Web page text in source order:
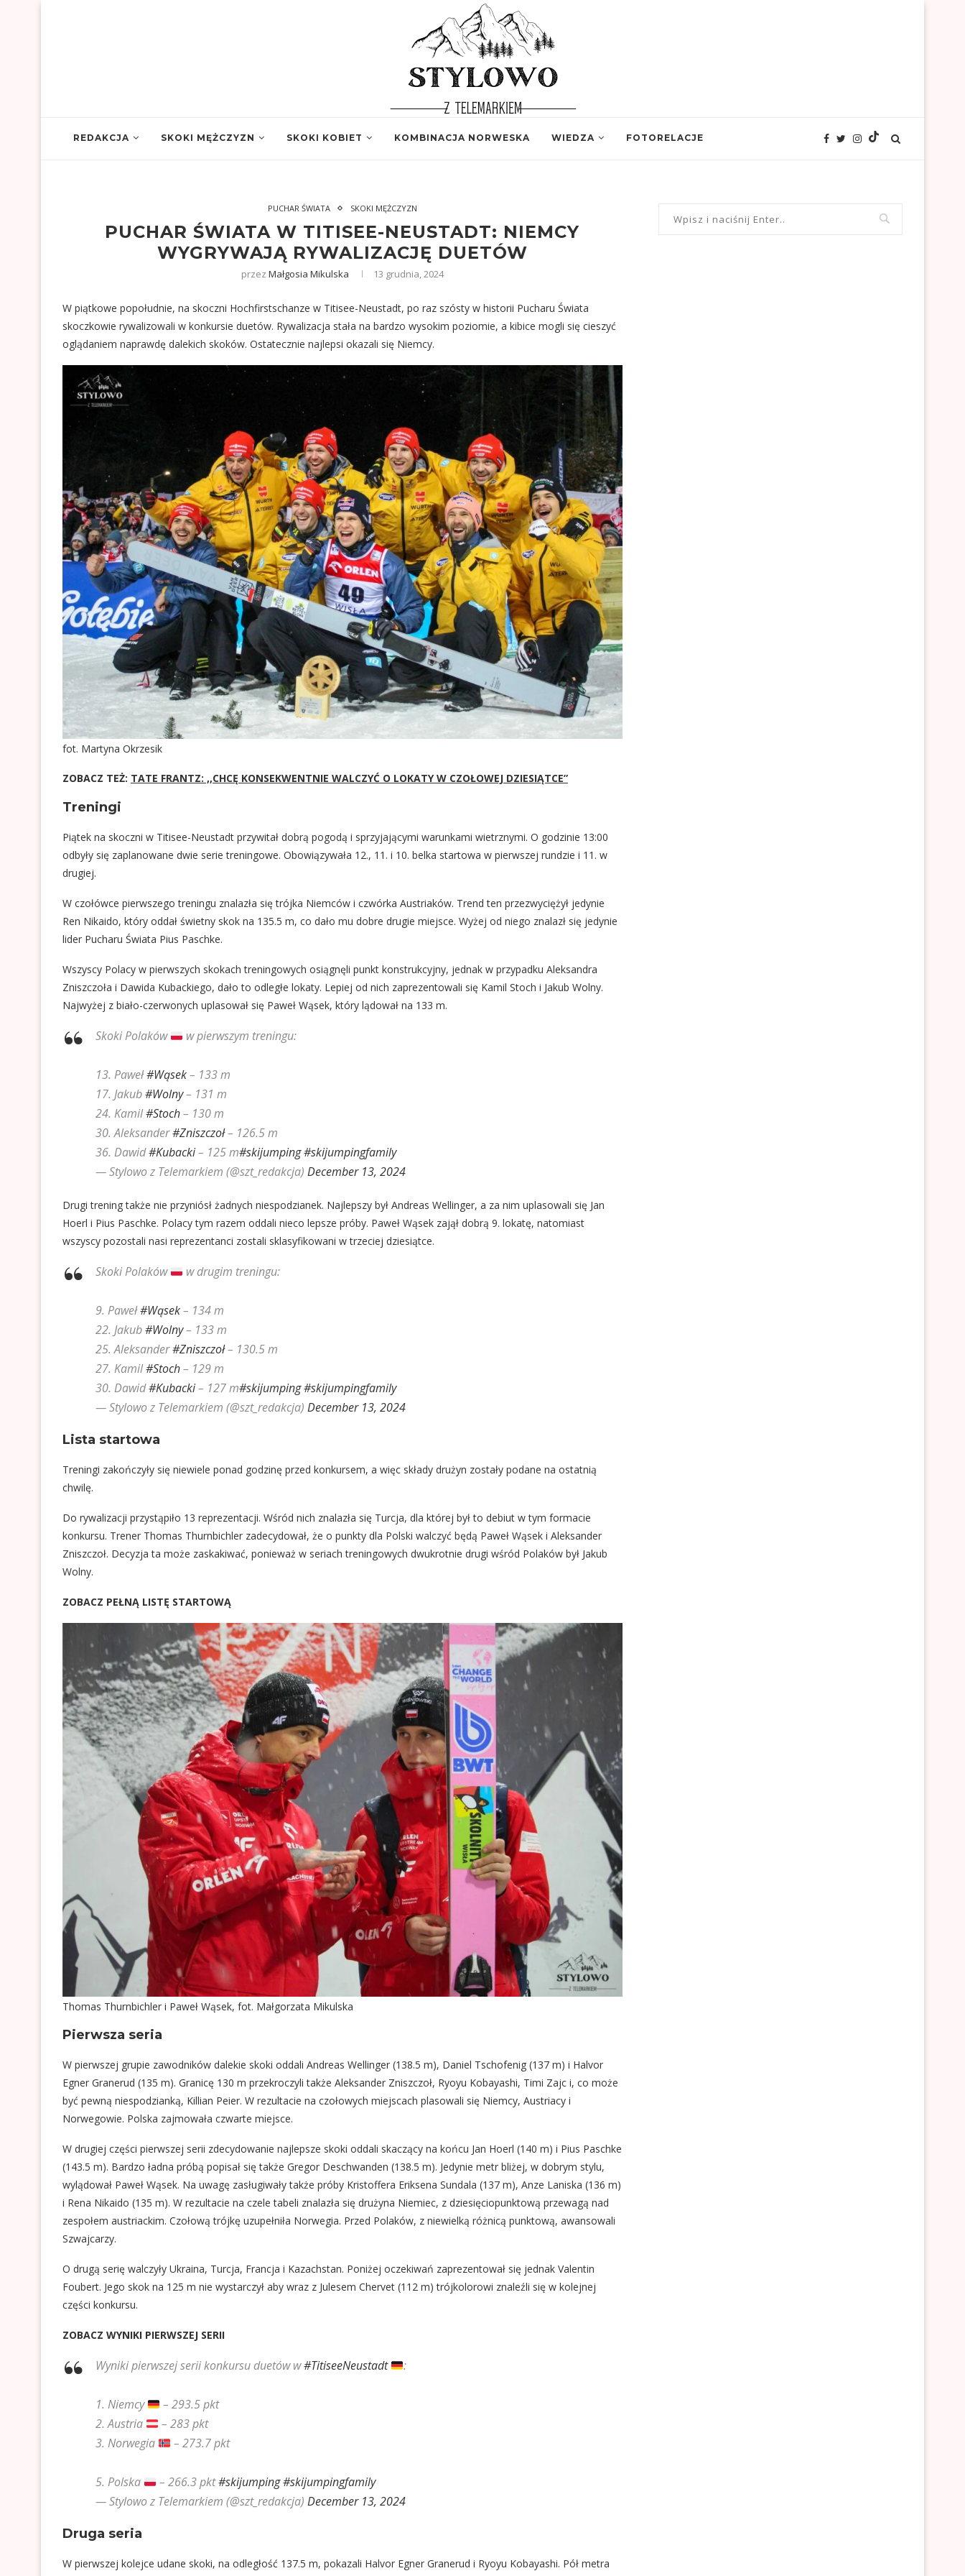
REDAKCJA SKOKI MĘŻCZYZN SKOKI KOBIET KOMBINACJA NORWESKA WIEDZA FOTORELACJE
PUCHAR ŚWIATA SKOKI MĘŻCZYZN
PUCHAR ŚWIATA W TITISEE-NEUSTADT: NIEMCY
WYGRYWAJĄ RYWALIZACJĘ DUETÓW
przez Małgosia Mikulska 13 grudnia, 2024
W piątkowe popołudnie, na skoczni Hochfirstschanze w Titisee-Neustadt, po raz szósty w historii Pucharu Świata
skoczkowie rywalizowali w konkursie duetów. Rywalizacja stała na bardzo wysokim poziomie, a kibice mogli się cieszyć
oglądaniem naprawdę dalekich skoków. Ostatecznie najlepsi okazali się Niemcy.
fot. Martyna Okrzesik
ZOBACZ TEŻ: TATE FRANTZ: ,,CHCĘ KONSEKWENTNIE WALCZYĆ O LOKATY W CZOŁOWEJ DZIESIĄTCE”
Treningi
Piątek na skoczni w Titisee-Neustadt przywitał dobrą pogodą i sprzyjającymi warunkami wietrznymi. O godzinie 13:00
odbyły się zaplanowane dwie serie treningowe. Obowiązywała 12., 11. i 10. belka startowa w pierwszej rundzie i 11. w
drugiej.
W czołówce pierwszego treningu znalazła się trójka Niemców i czwórka Austriaków. Trend ten przezwyciężył jedynie
Ren Nikaido, który oddał świetny skok na 135.5 m, co dało mu dobre drugie miejsce. Wyżej od niego znalazł się jedynie
lider Pucharu Świata Pius Paschke.
Wszyscy Polacy w pierwszych skokach treningowych osiągnęli punkt konstrukcyjny, jednak w przypadku Aleksandra
Zniszczoła i Dawida Kubackiego, dało to odległe lokaty. Lepiej od nich zaprezentowali się Kamil Stoch i Jakub Wolny.
Najwyżej z biało-czerwonych uplasował się Paweł Wąsek, który lądował na 133 m.
Skoki Polaków w pierwszym treningu:
13. Paweł#Wąsek– 133 m
17. Jakub#Wolny– 131 m
24. Kamil#Stoch– 130 m
30. Aleksander#Zniszczoł– 126.5 m
36. Dawid#Kubacki– 125 m#skijumping#skijumpingfamily
— Stylowo z Telemarkiem (@szt_redakcja) December 13, 2024
Drugi trening także nie przyniósł żadnych niespodzianek. Najlepszy był Andreas Wellinger, a za nim uplasowali się Jan
Hoerl i Pius Paschke. Polacy tym razem oddali nieco lepsze próby. Paweł Wąsek zajął dobrą 9. lokatę, natomiast
wszyscy pozostali nasi reprezentanci zostali sklasyfikowani w trzeciej dziesiątce.
Skoki Polaków w drugim treningu:
9. Paweł#Wąsek– 134 m
22. Jakub#Wolny– 133 m
25. Aleksander#Zniszczoł– 130.5 m
27. Kamil#Stoch– 129 m
30. Dawid#Kubacki– 127 m#skijumping#skijumpingfamily
— Stylowo z Telemarkiem (@szt_redakcja) December 13, 2024
Lista startowa
Treningi zakończyły się niewiele ponad godzinę przed konkursem, a więc składy drużyn zostały podane na ostatnią
chwilę.
Do rywalizacji przystąpiło 13 reprezentacji. Wśród nich znalazła się Turcja, dla której był to debiut w tym formacie
konkursu. Trener Thomas Thurnbichler zadecydował, że o punkty dla Polski walczyć będą Paweł Wąsek i Aleksander
Zniszczoł. Decyzja ta może zaskakiwać, ponieważ w seriach treningowych dwukrotnie drugi wśród Polaków był Jakub
Wolny.
ZOBACZ PEŁNĄ LISTĘ STARTOWĄ
Thomas Thurnbichler i Paweł Wąsek, fot. Małgorzata Mikulska
Pierwsza seria
W pierwszej grupie zawodników dalekie skoki oddali Andreas Wellinger (138.5 m), Daniel Tschofenig (137 m) i Halvor
Egner Granerud (135 m). Granicę 130 m przekroczyli także Aleksander Zniszczoł, Ryoyu Kobayashi, Timi Zajc i, co może
być pewną niespodzianką, Killian Peier. W rezultacie na czołowych miejscach plasowali się Niemcy, Austriacy i
Norwegowie. Polska zajmowała czwarte miejsce.
W drugiej części pierwszej serii zdecydowanie najlepsze skoki oddali skaczący na końcu Jan Hoerl (140 m) i Pius Paschke
(143.5 m). Bardzo ładna próbą popisał się także Gregor Deschwanden (138.5 m). Jedynie metr bliżej, w dobrym stylu,
wylądował Paweł Wąsek. Na uwagę zasługiwały także próby Kristoffera Eriksena Sundala (137 m), Anze Laniska (136 m)
i Rena Nikaido (135 m). W rezultacie na czele tabeli znalazła się drużyna Niemiec, z dziesięciopunktową przewagą nad
zespołem austriackim. Czołową trójkę uzupełniła Norwegia. Przed Polaków, z niewielką różnicą punktową, awansowali
Szwajcarzy.
O drugą serię walczyły Ukraina, Turcja, Francja i Kazachstan. Poniżej oczekiwań zaprezentował się jednak Valentin
Foubert. Jego skok na 125 m nie wystarczył aby wraz z Julesem Chervet (112 m) trójkolorowi znaleźli się w kolejnej
części konkursu.
ZOBACZ WYNIKI PIERWSZEJ SERII
Wyniki pierwszej serii konkursu duetów w#TitiseeNeustadt :
1. Niemcy
– 293.5 pkt
2. Austria
– 283 pkt
3. Norwegia
– 273.7 pkt
5. Polska – 266.3 pkt#skijumping#skijumpingfamily
— Stylowo z Telemarkiem (@szt_redakcja) December 13, 2024
Druga seria
W pierwszej kolejce udane skoki, na odległość 137.5 m, pokazali Halvor Egner Granerud i Ryoyu Kobayashi. Pół metra